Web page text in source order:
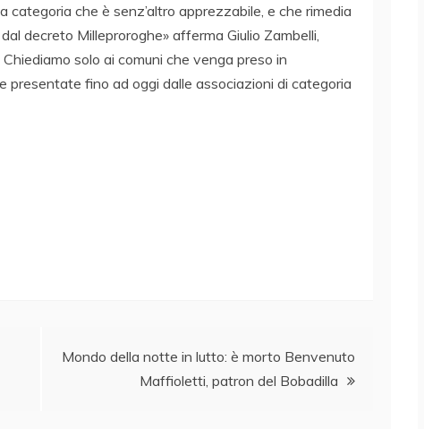
che è senz’altro apprezzabile, e che rimedia
decreto Milleproroghe» afferma Giulio Zambelli,
solo ai comuni che venga preso in
presentate fino ad oggi dalle associazioni di categoria
Mondo della notte in lutto: è morto Benvenuto
Maffioletti, patron del Bobadilla